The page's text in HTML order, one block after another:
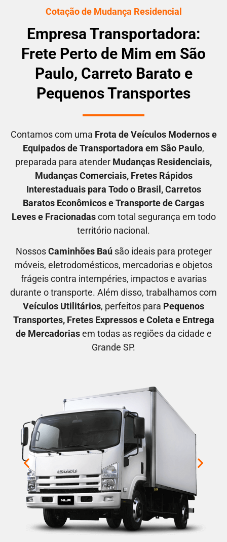
Cotação de Mudança Residencial
Empresa Transportadora:
Frete Perto de Mim em São
Paulo, Carreto Barato e
Pequenos Transportes
Contamos com uma Frota de Veículos Modernos e
Equipados de Transportadora em São Paulo,
preparada para atender Mudanças Residenciais,
Mudanças Comerciais, Fretes Rápidos
Interestaduais para Todo o Brasil , Carretos
Baratos Econômicose Transporte de Cargas
Leves e Fracionadascom total segurança em todo
território nacional.
NossosCaminhões Baúsão ideais para proteger
móveis, eletrodomésticos, mercadorias e objetos
frágeis contra intempéries, impactos e avarias
durante o transporte. Além disso, trabalhamos com
Veículos Utilitários, perfeitos para Pequenos
Transportes, Fretes Expressose Coleta e Entrega
de Mercadoriasem todas as regiões da cidade e
Grande SP.